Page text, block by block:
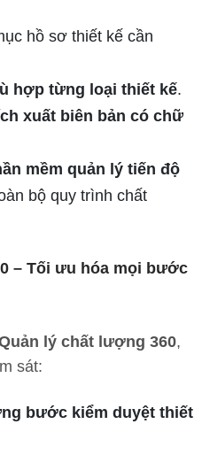
hồ sơ thiết kế cần
hợp từng loại thiết kế.
xuất biên bản có chữ
mềm quản lý tiến độ
bộ quy trình chất
– Tối ưu hóa mọi bước
lý chất lượng 360,
sát:
bước kiểm duyệt thiết